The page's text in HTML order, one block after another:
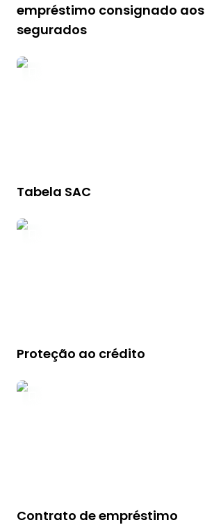
empréstimo consignado aos
segurados
Tabela SAC
Proteção ao crédito
Contrato de empréstimo